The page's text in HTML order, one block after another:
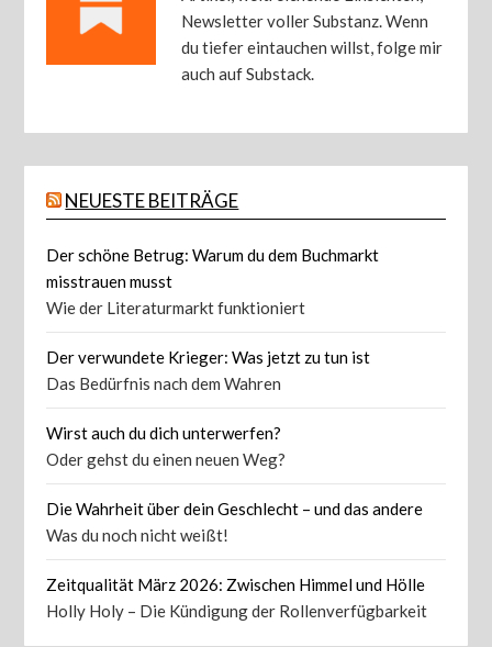
Newsletter voller Substanz. Wenn
du tiefer eintauchen willst, folge mir
auch auf Substack.
NEUESTE BEITRÄGE
Der schöne Betrug: Warum du dem Buchmarkt
misstrauen musst
Wie der Literaturmarkt funktioniert
Der verwundete Krieger: Was jetzt zu tun ist
Das Bedürfnis nach dem Wahren
Wirst auch du dich unterwerfen?
Oder gehst du einen neuen Weg?
Die Wahrheit über dein Geschlecht – und das andere
Was du noch nicht weißt!
Zeitqualität März 2026: Zwischen Himmel und Hölle
Holly Holy – Die Kündigung der Rollenverfügbarkeit